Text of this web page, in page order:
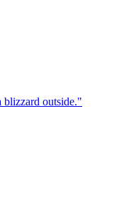
blizzard outside."